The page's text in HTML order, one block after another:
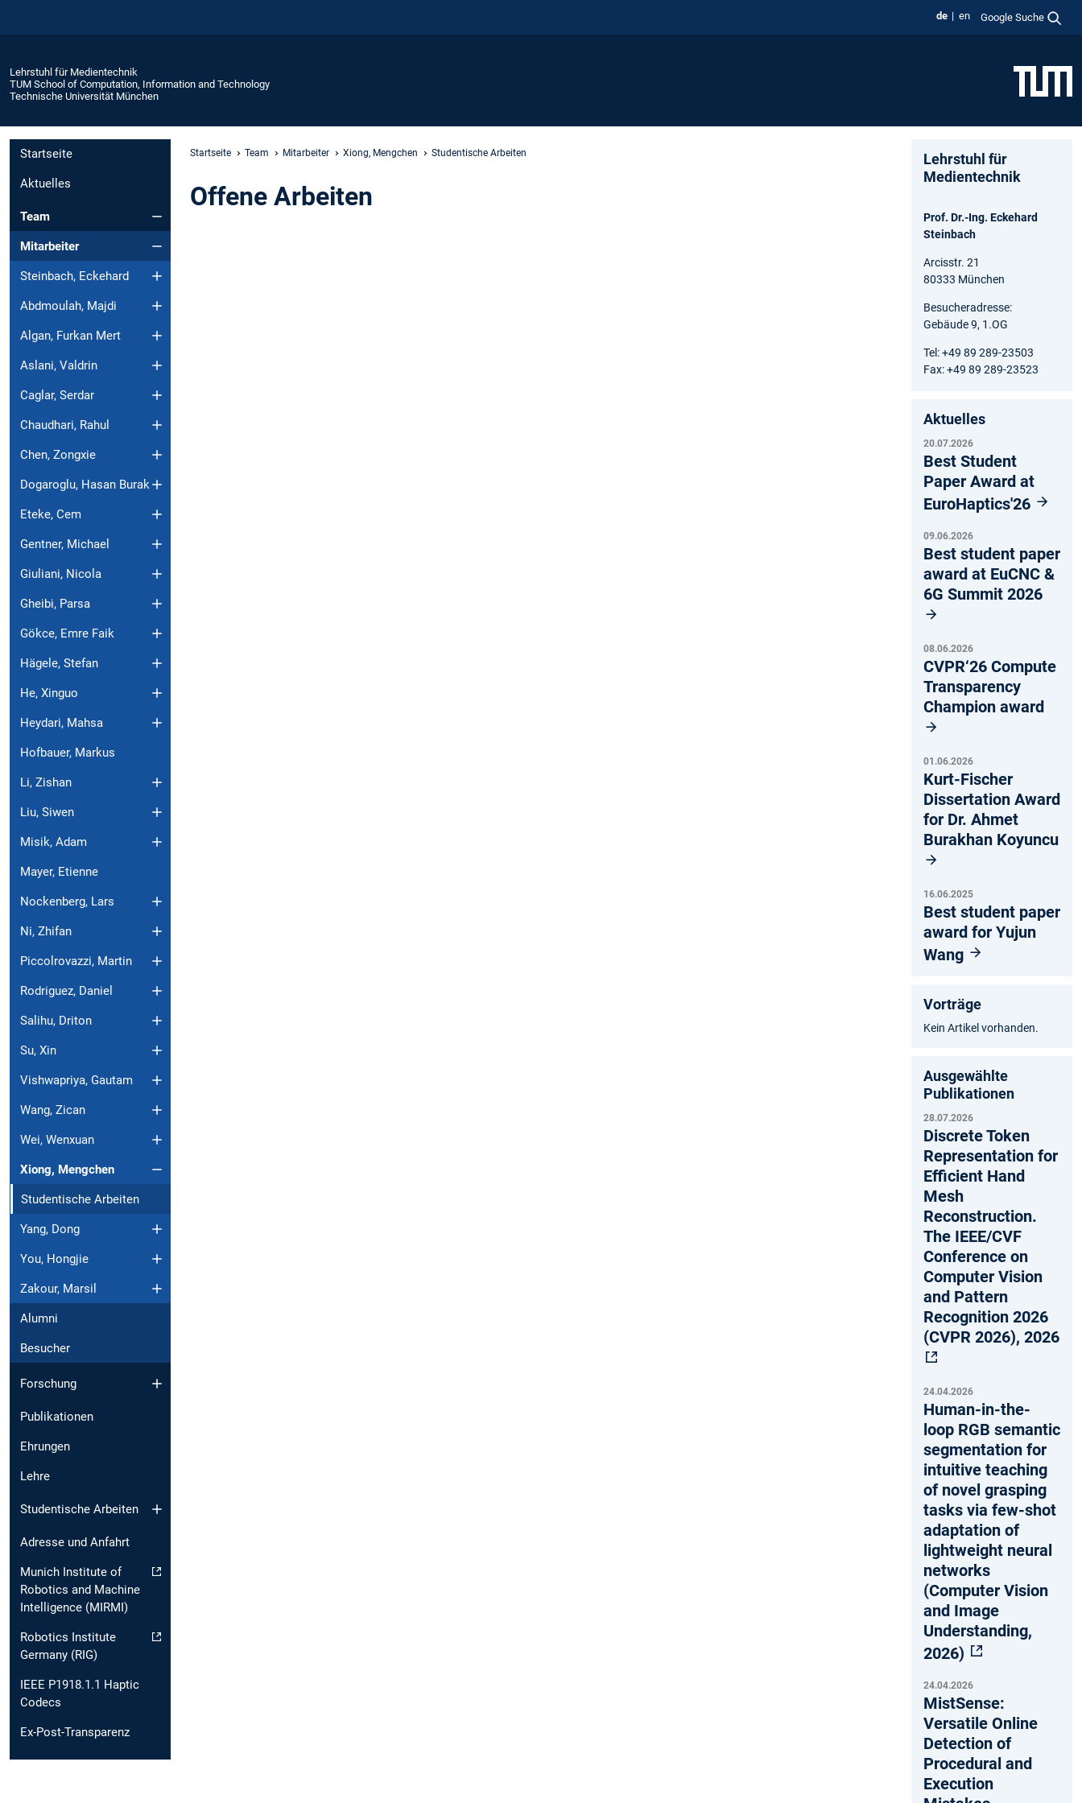
de en Google Suche
Lehrstuhl für Medientechnik
TUM School of Computation, Information and Technology
Technische Universität München
Startseite
Aktuelles
Team
Mitarbeiter
Steinbach, Eckehard
Abdmoulah, Majdi
Algan, Furkan Mert
Aslani, Valdrin
Caglar, Serdar
Chaudhari, Rahul
Chen, Zongxie
Dogaroglu, Hasan Burak
Eteke, Cem
Gentner, Michael
Giuliani, Nicola
Gheibi, Parsa
Gökce, Emre Faik
Hägele, Stefan
He, Xinguo
Heydari, Mahsa
Hofbauer, Markus
Li, Zishan
Liu, Siwen
Misik, Adam
Mayer, Etienne
Nockenberg, Lars
Ni, Zhifan
Piccolrovazzi, Martin
Rodriguez, Daniel
Salihu, Driton
Su, Xin
Vishwapriya, Gautam
Wang, Zican
Wei, Wenxuan
Xiong, Mengchen
Studentische Arbeiten
Yang, Dong
You, Hongjie
Zakour, Marsil
Alumni
Besucher
Forschung
Publikationen
Ehrungen
Lehre
Studentische Arbeiten
Adresse und Anfahrt
Munich Institute of
Robotics and Machine
Intelligence (MIRMI)
Robotics Institute
Germany (RIG)
IEEE P1918.1.1 Haptic
Codecs
Ex-Post-Transparenz
Startseite Team Mitarbeiter Xiong, Mengchen Studentische Arbeiten
Offene Arbeiten
Lehrstuhl für
Medientechnik
Prof. Dr.-Ing. Eckehard
Steinbach
Arcisstr. 21
80333 München
Besucheradresse:
Gebäude 9, 1.OG
Tel: +49 89 289-23503
Fax: +49 89 289-23523
Aktuelles
20.07.2026
Best Student
Paper Award at
EuroHaptics'26
09.06.2026
Best student paper
award at EuCNC &
6G Summit 2026
08.06.2026
CVPR‘26 Compute
Transparency
Champion award
01.06.2026
Kurt-Fischer
Dissertation Award
for Dr. Ahmet
Burakhan Koyuncu
16.06.2025
Best student paper
award for Yujun
Wang
Vorträge
Kein Artikel vorhanden.
Ausgewählte
Publikationen
28.07.2026
Discrete Token
Representation for
Efficient Hand
Mesh
Reconstruction.
The IEEE/CVF
Conference on
Computer Vision
and Pattern
Recognition 2026
(CVPR 2026), 2026
24.04.2026
Human-in-the-
loop RGB semantic
segmentation for
intuitive teaching
of novel grasping
tasks via few-shot
adaptation of
lightweight neural
networks
(Computer Vision
and Image
Understanding,
2026)
24.04.2026
MistSense:
Versatile Online
Detection of
Procedural and
Execution